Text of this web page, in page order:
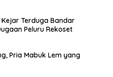
Terduga Bandar
Peluru Rekoset
Pria Mabuk Lem yang